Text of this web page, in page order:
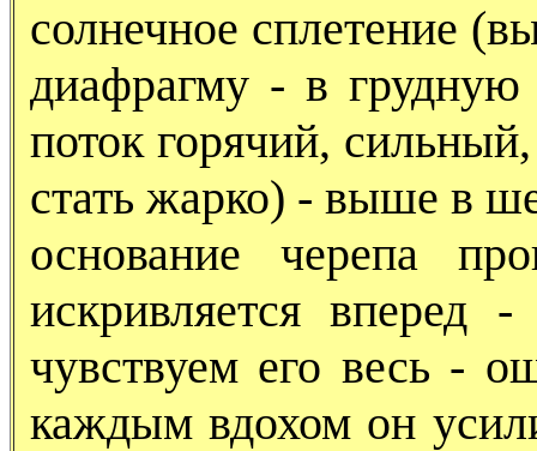
солнечное сплетение
диафрагму - в грудную
поток горячий,
стать жарко) - выше в
основание черепа
искривляется
чувствуем его весь -
каждым вдохом он